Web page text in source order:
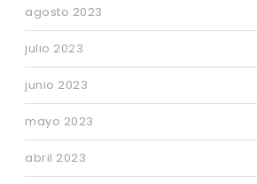
agosto 2023
julio 2023
junio 2023
mayo 2023
abril 2023